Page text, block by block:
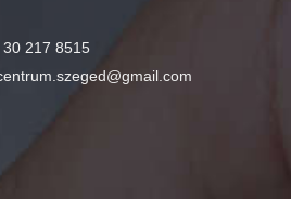
30 217 8515